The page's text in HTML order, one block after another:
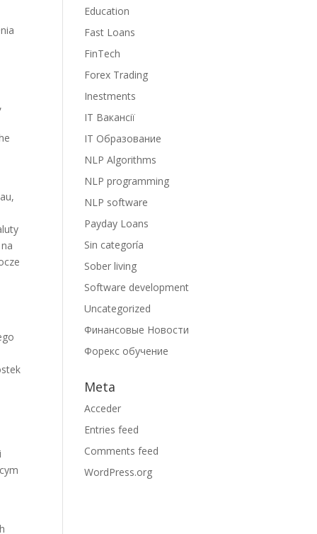
Education
Fast Loans
FinTech
Forex Trading
Inestments
IT Вакансії
IT Образование
NLP Algorithms
NLP programming
NLP software
Payday Loans
Sin categoría
Sober living
Software development
Uncategorized
Финансовые Новости
Форекс обучение
Meta
Acceder
Entries feed
Comments feed
WordPress.org